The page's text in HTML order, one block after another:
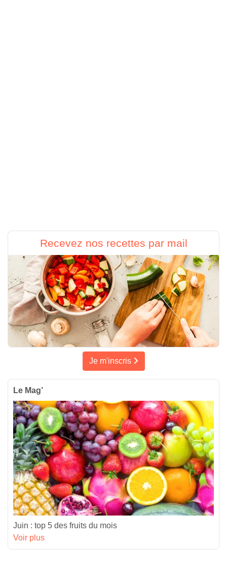
Recevez nos recettes par mail
Je m'inscris
Le Mag’
Juin : top 5 des fruits du mois
Voir plus